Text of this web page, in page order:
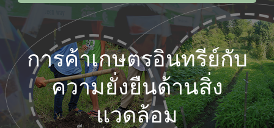
การค้าเกษตรอินทรีย์กับ
ความยั่งยืนด้านสิ่ง
แวดล้อม